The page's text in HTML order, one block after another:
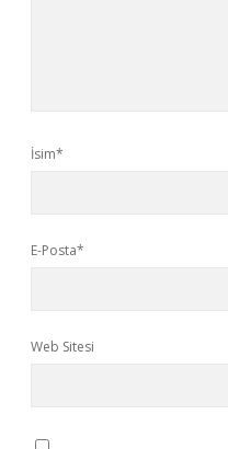
İsim*
E-Posta*
Web Sitesi